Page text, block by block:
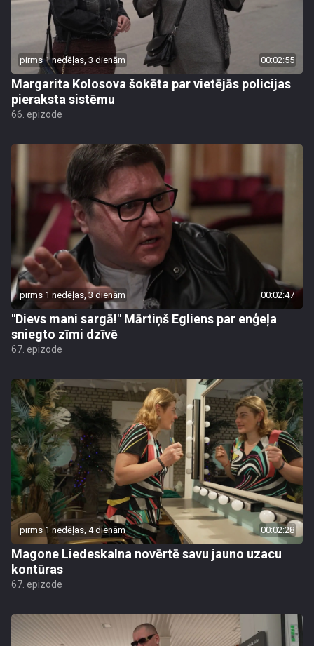
pirms 1 nedēļas, 3 dienām 00:02:55
Margarita Kolosova šokēta par vietējās policijas
pieraksta sistēmu
66. epizode
pirms 1 nedēļas, 3 dienām 00:02:47
"Dievs mani sargā!" Mārtiņš Egliens par enģeļa
sniegto zīmi dzīvē
67. epizode
pirms 1 nedēļas, 4 dienām 00:02:28
Magone Liedeskalna novērtē savu jauno uzacu
kontūras
67. epizode